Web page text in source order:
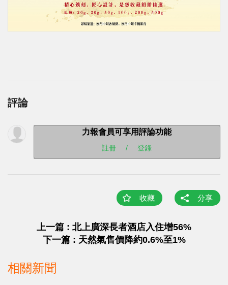
評論
力報會員可享用評論功能
註冊 / 登錄
收藏 分享
上一篇 : 北上廣深長者酒店入住增56%
下一篇 : 天然氣售價降約0.6%至1%
相關新聞